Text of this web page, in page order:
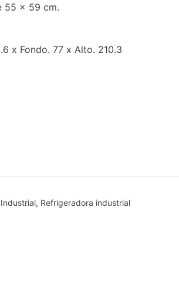
55 x 59 cm.
x Fondo. 77 x Alto. 210.3
, Refrigeradora industrial